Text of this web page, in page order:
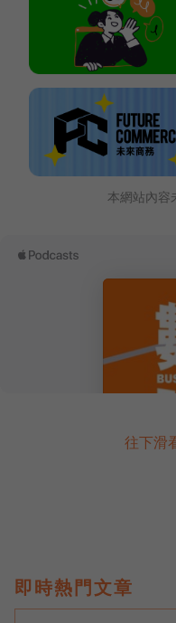
本網站內容
往下滑
即時熱門文章